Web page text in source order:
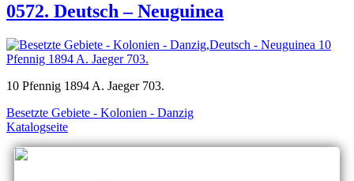
0572. Deutsch – Neuguinea
10 Pfennig 1894 A. Jaeger 703.
Besetzte Gebiete - Kolonien - Danzig
Katalogseite